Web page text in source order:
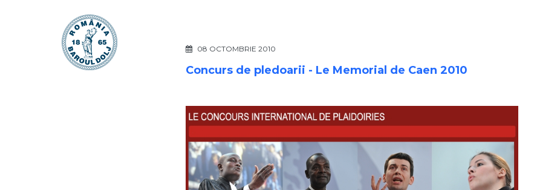
08 OCTOMBRIE 2010
Concurs de pledoarii - Le Memorial de Caen 2010